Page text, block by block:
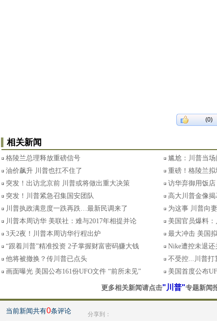
(0)
相关新闻
格陵兰总理释放重磅信号
尴尬：川普当
油价飙升 川普也扛不住了
重磅！格陵兰
突发！出访北京前 川普或将做出重大决策
访华弃御用饭
突发！川普紧急召集国安团队
高大川普金像
川普执政满意度一跌再跌…最新民调来了
为这事 川普向
川普本周访华 美联社：难与2017年相提并论
美国官员爆料
3天2夜！川普本周访华行程出炉
最大冲击 美国
“跟着川普”精准投资 2子掌握财富密码赚大钱
Nike遭控未退
他将被撤换？传川普已点头
不受控...川普打
画面曝光 美国公布161份UFO文件 “前所未见”
美国首度公布
更多相关新闻请点击"川普"专题新闻
当前新闻共有0条评论 分享到：